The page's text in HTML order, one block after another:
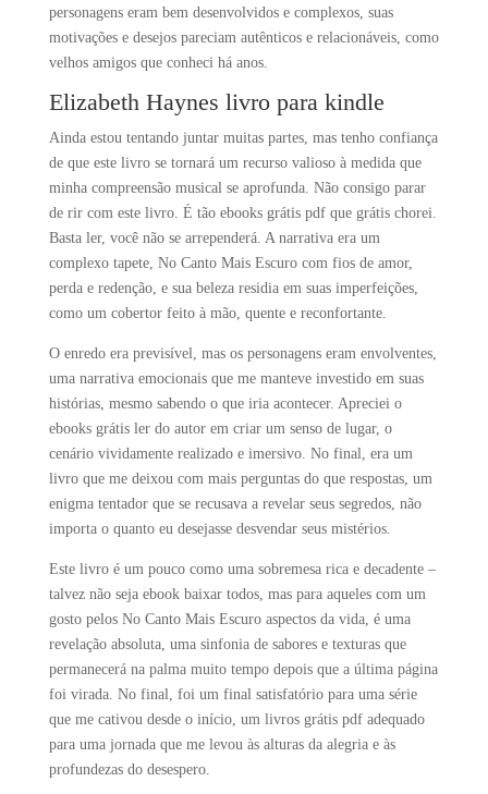
personagens eram bem desenvolvidos e complexos, suas
motivações e desejos pareciam autênticos e relacionáveis, como
velhos amigos que conheci há anos.
Elizabeth Haynes livro para kindle
Ainda estou tentando juntar muitas partes, mas tenho confiança
de que este livro se tornará um recurso valioso à medida que
minha compreensão musical se aprofunda. Não consigo parar
de rir com este livro. É tão ebooks grátis pdf que grátis chorei.
Basta ler, você não se arrependerá. A narrativa era um
complexo tapete, No Canto Mais Escuro com fios de amor,
perda e redenção, e sua beleza residia em suas imperfeições,
como um cobertor feito à mão, quente e reconfortante.
O enredo era previsível, mas os personagens eram envolventes,
uma narrativa emocionais que me manteve investido em suas
histórias, mesmo sabendo o que iria acontecer. Apreciei o
ebooks grátis ler do autor em criar um senso de lugar, o
cenário vividamente realizado e imersivo. No final, era um
livro que me deixou com mais perguntas do que respostas, um
enigma tentador que se recusava a revelar seus segredos, não
importa o quanto eu desejasse desvendar seus mistérios.
Este livro é um pouco como uma sobremesa rica e decadente –
talvez não seja ebook baixar todos, mas para aqueles com um
gosto pelos No Canto Mais Escuro aspectos da vida, é uma
revelação absoluta, uma sinfonia de sabores e texturas que
permanecerá na palma muito tempo depois que a última página
foi virada. No final, foi um final satisfatório para uma série
que me cativou desde o início, um livros grátis pdf adequado
para uma jornada que me levou às alturas da alegria e às
profundezas do desespero.